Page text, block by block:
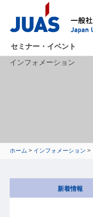
セミナー・イベント
インフォメーション
ホーム > インフォメーション >
新着情報